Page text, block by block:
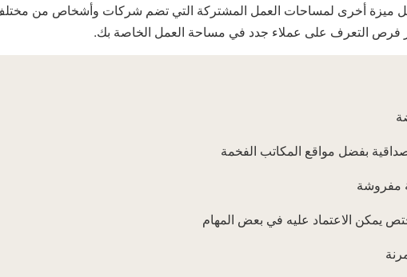
ميزة أخرى لمساحات العمل المشتركة التي تضم شركات وأشخاص من
فرص التعرف على عملاء جدد في مساحة العمل الخاصة بك.
بفضل مواقع المكاتب الفخمة
مفروشة
يمكن الاعتماد عليه في بعض المهام